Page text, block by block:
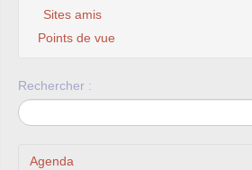
Sites amis
Points de vue
Rechercher :
Agenda